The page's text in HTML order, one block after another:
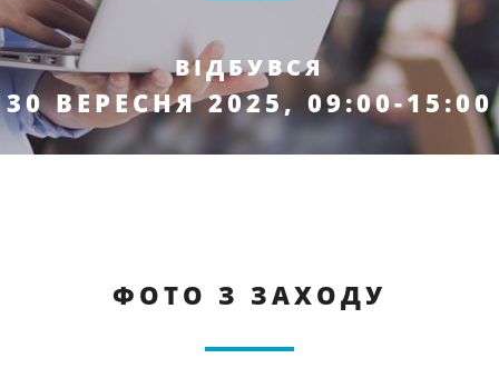
ВІДБУВСЯ
30 ВЕРЕСНЯ 2025, 09:00-15:00
ФОТО З ЗАХОДУ